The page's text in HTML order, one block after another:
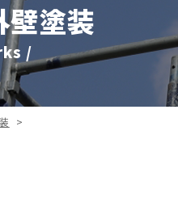
壁塗装
/
>